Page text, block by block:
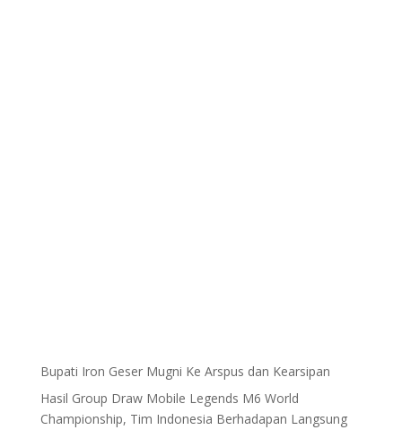
Bupati Iron Geser Mugni Ke Arspus dan Kearsipan
Hasil Group Draw Mobile Legends M6 World
Championship, Tim Indonesia Berhadapan Langsung